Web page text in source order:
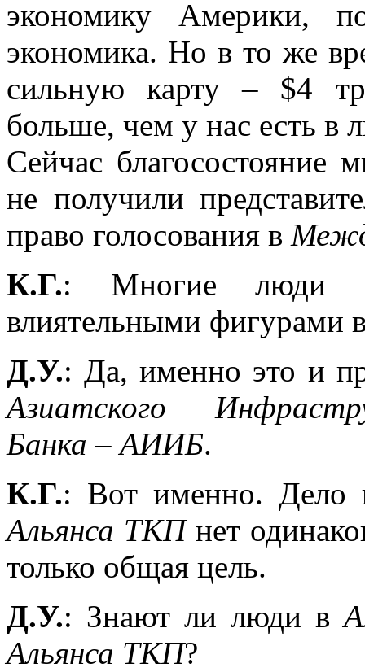
экономику Америки,
экономика. Но в то же
сильную карту – $4
больше, чем у нас есть в
Сейчас благосостояние
не получили
право голосования в
К.Г.: Многие
влиятельными фигурами
Д.У.: Да, именно это и
Азиатского
Банка – АИИБ.
К.Г.: Вот именно.
Альянса ТКПнет
только общая цель.
Д.У.: Знают ли люди в
Альянса ТКП?